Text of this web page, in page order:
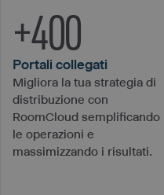
Portali collegati
+400
Migliora la tua strategia di
distribuzione con
RoomCloud semplificando
le operazioni e
massimizzando i risultati.